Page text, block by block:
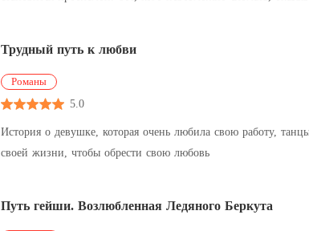
Трудный путь к любви
Романы
5.0
История о девушке, которая очень любила свою работу,
своей жизни, чтобы обрести свою любовь
Путь гейши. Возлюбленная Ледяного Беркута